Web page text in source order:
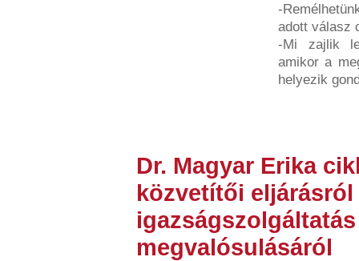
-
adott válasz
-Mi zajlik
amikor a
helyezik
Dr. Magyar Erika
közvetítői
megvalósulásáról